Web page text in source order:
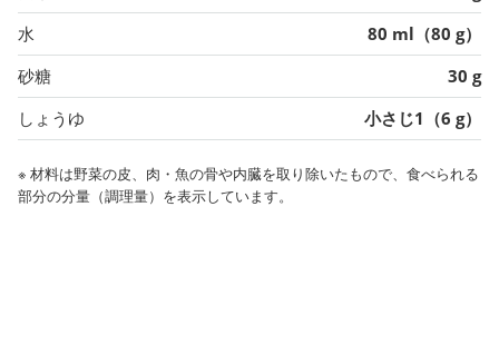
水
80 ml（80 g）
砂糖
30 g
しょうゆ
小さじ1（6 g）
※ 材料は野菜の皮、肉・魚の骨や内臓を取り除いたもので、食べられる
部分の分量（調理量）を表示しています。